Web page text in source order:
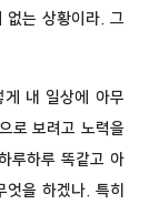
없는 상황이라. 그
게 내 일상에 아무
로 보려고 노력을
루하루 똑같고 아
을 하겠나. 특히